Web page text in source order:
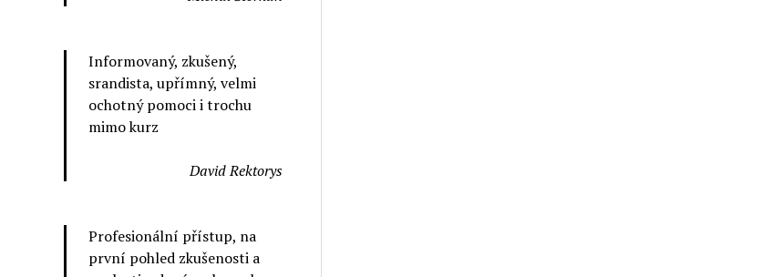
Informovaný, zkušený,
srandista, upřímný, velmi
ochotný pomoci i trochu
mimo kurz
David Rektorys
Profesionální přístup, na
první pohled zkušenosti a